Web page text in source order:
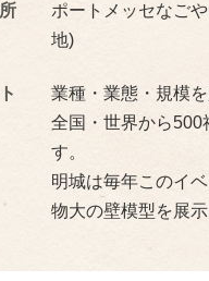
ポートメッセなご
地)
業種・業態・規模
全国・世界から500
す。
明城は毎年このイ
物大の壁模型を展示